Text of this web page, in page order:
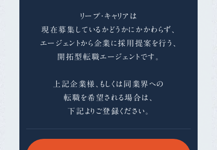
リープ・キャリアは
現在募集しているかどうかにかかわらず、
エージェントから企業に採用提案を行う、
開拓型転職エージェントです。
上記企業様、もしくは同業界への
転職を希望される場合は、
下記よりご登録ください。